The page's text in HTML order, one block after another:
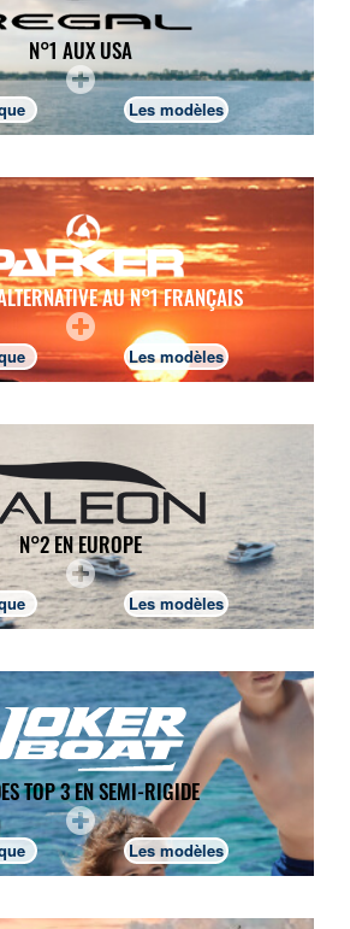
N°1 AUX USA
Les modèles
AU N°1 FRANÇAIS
Les modèles
N°2 EN EUROPE
Les modèles
TOP 3 EN SEMI-RIGIDE
Les modèles